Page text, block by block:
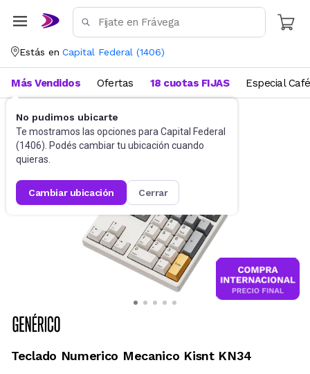
Estás en Capital Federal (1406)
No pudimos ubicarte
Te mostramos las opciones para Capital Federal
(1406). Podés cambiar tu ubicación cuando
quieras.
cambiar ubicación cerrar
Más Vendidos Ofertas 18 cuotas FIJAS Especial Café
Accesorios de Informática
Teclado Numerico Mecanico Kisnt KN34